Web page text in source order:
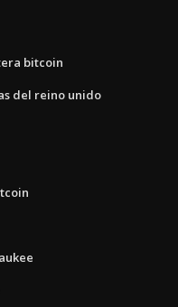
bitcoin
del reino unido